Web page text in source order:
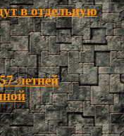
в отдельную
летней